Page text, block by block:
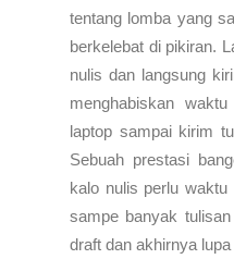
tentang lomba yang
berkelebat di pikiran.
nulis dan langsung
menghabiskan
laptop sampai kirim
Sebuah prestasi
kalo nulis perlu waktu
sampe banyak
draft dan akhirnya